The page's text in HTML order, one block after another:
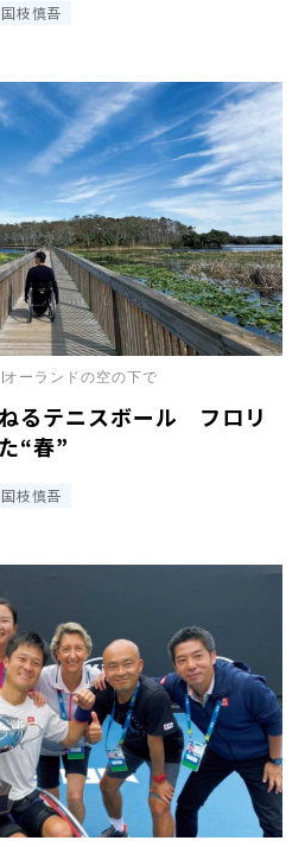
国枝慎吾
るテニスボール フロリ
“春”
オーランドの空の下で
国枝慎吾